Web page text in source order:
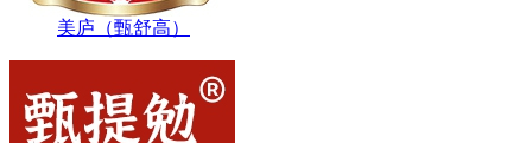
美庐（甄舒高）